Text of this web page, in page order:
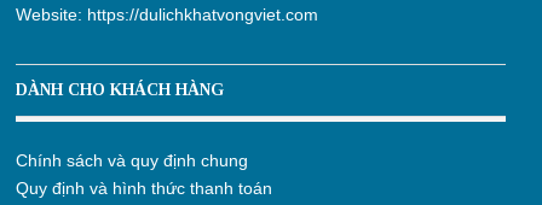
Website: https://dulichkhatvongviet.com
DÀNH CHO KHÁCH HÀNG
Chính sách và quy định chung
Quy định và hình thức thanh toán